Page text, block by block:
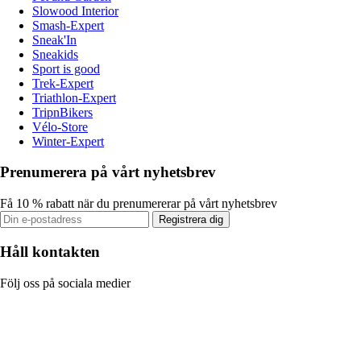
Slowood Interior
Smash-Expert
Sneak'In
Sneakids
Sport is good
Trek-Expert
Triathlon-Expert
TripnBikers
Vélo-Store
Winter-Expert
Prenumerera på vårt nyhetsbrev
Få 10 % rabatt när du prenumererar på vårt nyhetsbrev
Registrera dig
Håll kontakten
Följ oss på sociala medier